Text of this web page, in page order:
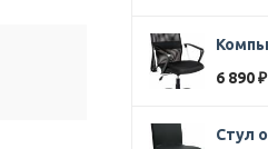
6 890 ₽